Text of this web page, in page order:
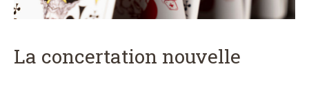
La concertation nouvelle